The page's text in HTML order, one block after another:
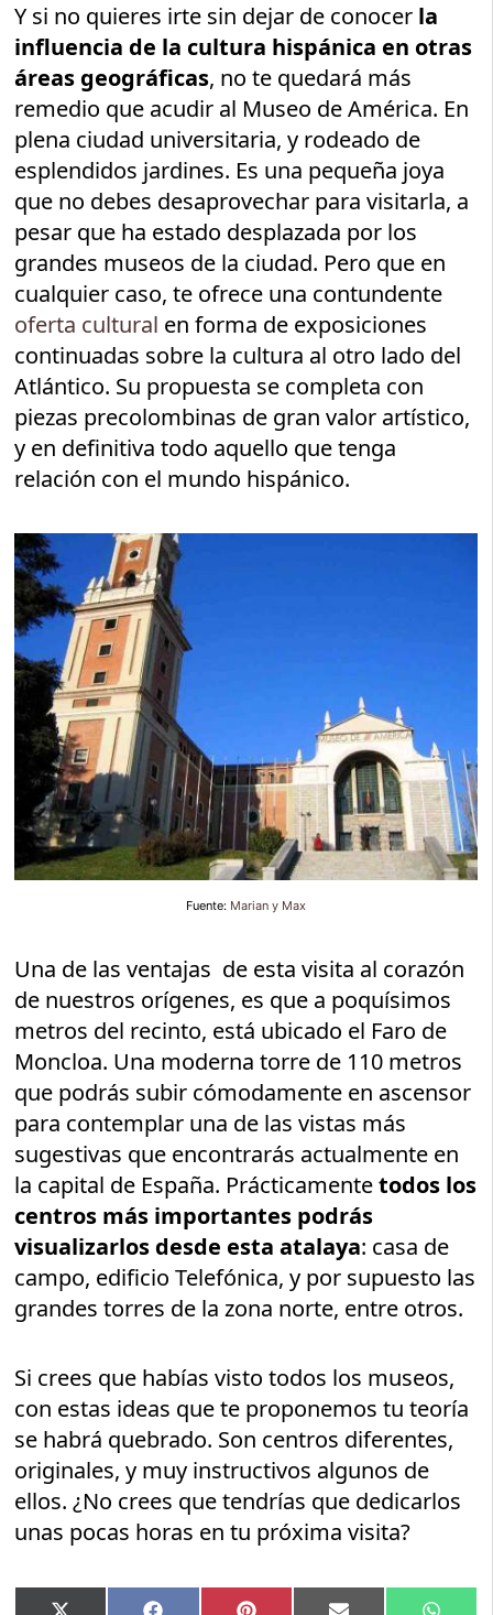
Y si no quieres irte sin dejar de conocer la
influencia de la cultura hispánica en otras
áreas geográficas, no te quedará más
remedio que acudir al Museo de América. En
plena ciudad universitaria, y rodeado de
esplendidos jardines. Es una pequeña joya
que no debes desaprovechar para visitarla, a
pesar que ha estado desplazada por los
grandes museos de la ciudad. Pero que en
cualquier caso, te ofrece una contundente
oferta cultural en forma de exposiciones
continuadas sobre la cultura al otro lado del
Atlántico. Su propuesta se completa con
piezas precolombinas de gran valor artístico,
y en definitiva todo aquello que tenga
relación con el mundo hispánico.
Fuente: Marian y Max
Una de las ventajas de esta visita al corazón
de nuestros orígenes, es que a poquísimos
metros del recinto, está ubicado el Faro de
Moncloa. Una moderna torre de 110 metros
que podrás subir cómodamente en ascensor
para contemplar una de las vistas más
sugestivas que encontrarás actualmente en
la capital de España. Prácticamentetodos los
centros más importantes podrás
visualizarlos desde esta atalaya: casa de
campo, edificio Telefónica, y por supuesto las
grandes torres de la zona norte, entre otros.
Si crees que habías visto todos los museos,
con estas ideas que te proponemos tu teoría
se habrá quebrado. Son centros diferentes,
originales, y muy instructivos algunos de
ellos. ¿No crees que tendrías que dedicarlos
unas pocas horas en tu próxima visita?